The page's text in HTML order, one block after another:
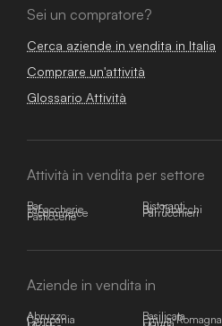
Sei un compratore?
Cerca aziende in vendita in Italia
Comprare un'attività
Glossario Attività
Attività in vendita per settore
Bar Ristoranti
Tabaccherie Bar Tabacchi
E-commerce Parrucchieri
Pasticcerie
Aziende in vendita in
Abruzzo Basilicata
Campania Emilia-Romagna
Lazio Liguria